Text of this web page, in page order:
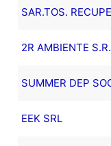
SAR.TOS.
2R AMBIENTE
SUMMER DEP
EEK SRL